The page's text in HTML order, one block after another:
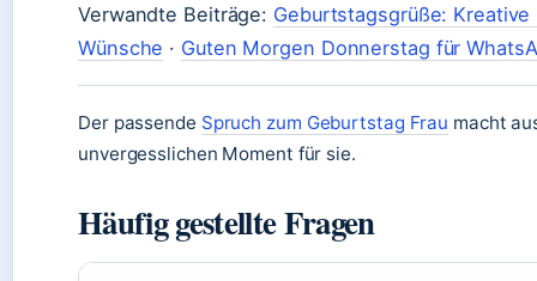
Verwandte Beiträge: Geburtstagsgrüße:
Wünsche · Guten Morgen Donnerstag für
Der passende Spruch zum Geburtstag Frau macht
unvergesslichen Moment für sie.
Häufig gestellte Fragen